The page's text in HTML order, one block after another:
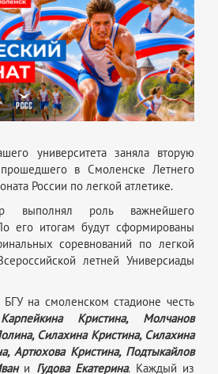
университета заняла вторую
прошедшего в Смоленске Летнего
России по легкой атлетике.
выполнял роль важнейшего
его итогам будут сформированы
соревнований по легкой
летней Универсиады
БГУ на смоленском стадионе честь
Карпейкина Кристина, Молчанов
Силахина Кристина, Силахина
Артюхова Кристина, Подтыкайлов
и Гудова Екатерина. Каждый из